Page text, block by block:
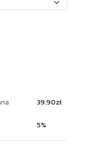
39.90zł
5%